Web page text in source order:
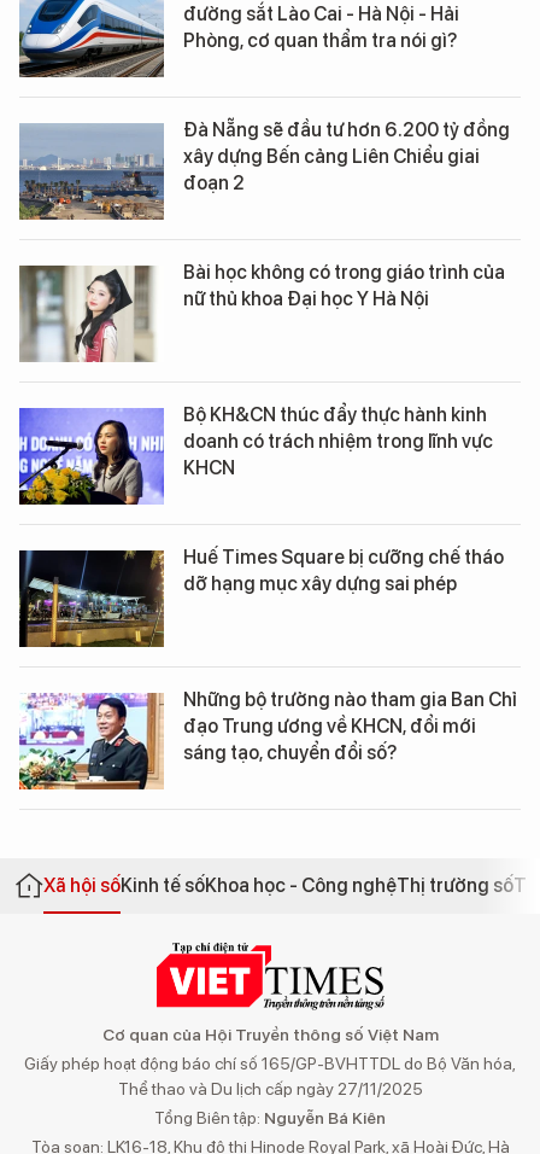
đường sắt Lào Cai - Hà Nội - Hải
Phòng, cơ quan thẩm tra nói gì?
Đà Nẵng sẽ đầu tư hơn 6.200 tỷ đồng
xây dựng Bến cảng Liên Chiểu giai
đoạn 2
Bài học không có trong giáo trình của
nữ thủ khoa Đại học Y Hà Nội
Bộ KH&CN thúc đẩy thực hành kinh
doanh có trách nhiệm trong lĩnh vực
KHCN
Huế Times Square bị cưỡng chế tháo
dỡ hạng mục xây dựng sai phép
Những bộ trưởng nào tham gia Ban Chỉ
đạo Trung ương về KHCN, đổi mới
sáng tạo, chuyển đổi số?
Xã hội sốKinh tế sốKhoa học - Công nghệThị trường số
Cơ quan của Hội Truyền thông số Việt Nam
Giấy phép hoạt động báo chí số 165/GP-BVHTTDL do Bộ Văn hóa,
Thể thao và Du lịch cấp ngày 27/11/2025
Tổng Biên tập: Nguyễn Bá Kiên
Tòa soạn: LK16-18, Khu đô thị Hinode Royal Park, xã Hoài Đức, Hà